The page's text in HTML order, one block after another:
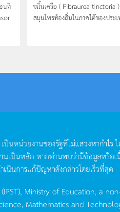
นที่
ขมิ้นเครือ ( Fibraurea tinctoria
สมุนไพรท้องถิ่นในภาคใต้ของประ
เป็นหน่วยงานของรัฐที่ไม่แสวงหากำไร
นเป็นหลัก หากท่านพบว่ามีข้อมูลหรือเ
เนินการแก้ปัญหาดังกล่าวโดยเร็วที่สุด
Ministry of Education, a
Mathematics and